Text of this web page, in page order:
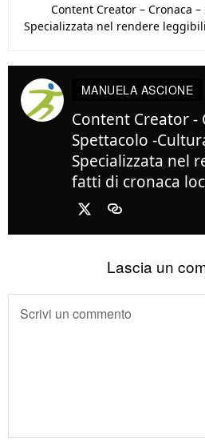
Content Creator – Cronaca
Specializzata nel rendere
MANUELA ASCIONE
Content Creator -
Spettacolo -
Specializzata nel
fatti di cronaca
Lascia un